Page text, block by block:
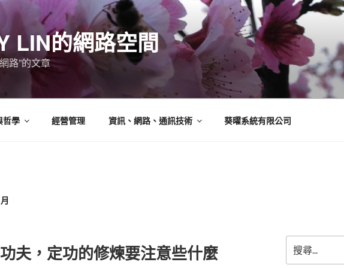
LIN的網路空間
路”的文章
哲學 經營管理 資訊、網路、通訊技術 葵曜系統有限公司
夫，定功的修煉要注意些什麼
尋